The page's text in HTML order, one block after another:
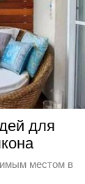
для
местом в